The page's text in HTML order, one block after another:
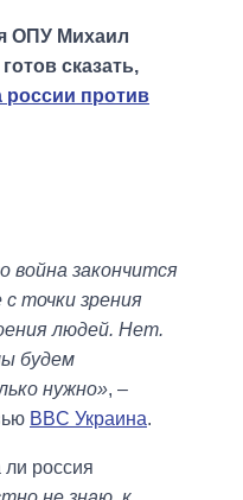
ОПУ Михаил
сказать,
россии против
война закончится
с точки зрения
людей. Нет.
будем
нужно», –
BBC Украина.
ли россия